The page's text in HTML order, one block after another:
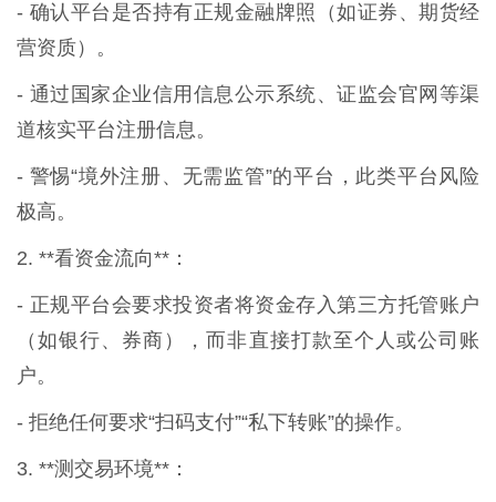
- 确认平台是否持有正规金融牌照（如证券、期货经
营资质）。
- 通过国家企业信用信息公示系统、证监会官网等渠
道核实平台注册信息。
- 警惕“境外注册、无需监管”的平台，此类平台风险
极高。
2. **看资金流向**：
- 正规平台会要求投资者将资金存入第三方托管账户
（如银行、券商），而非直接打款至个人或公司账
户。
- 拒绝任何要求“扫码支付”“私下转账”的操作。
3. **测交易环境**：